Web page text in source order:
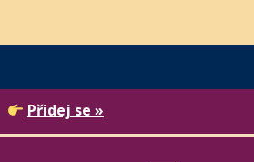
Přidej se »